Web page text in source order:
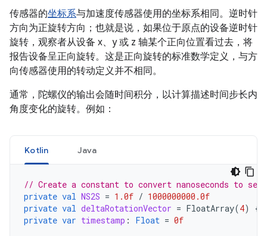
传感器的坐标系与加速度传感器使用的坐标系相同。逆时针
方向为正旋转方向；也就是说，如果位于原点的设备逆时针
旋转，观察者从设备 x、y 或 z 轴某个正向位置看过去，将
报告设备呈正向旋转。这是正向旋转的标准数学定义，与方
向传感器使用的转动定义并不相同。
通常，陀螺仪的输出会随时间积分，以计算描述时间步长内
角度变化的旋转。例如：
Kotlin Java
// Create a constant to convert nanoseconds to
private val NS2S = 1.0f / 1000000000.0f
private val deltaRotationVector = FloatArray(4) {
private var timestamp : Float = 0f